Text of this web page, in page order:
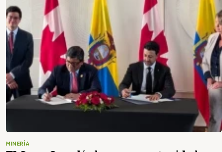
MINERÍA